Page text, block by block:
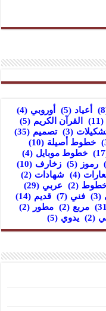
أعياد (5) أوروبي (4)
(11) القرآن الكريم (5)
(3) تصميم (35)
خطوط أصيلة (10)
خطوط موبايل (4)
رموز (5) زخارف (10)
(4) شهادات (2)
خطوط (2) عربي (29)
(3) فني (7) قديم (14)
مربع (2) مطور (2)
(2) يدوي (5)